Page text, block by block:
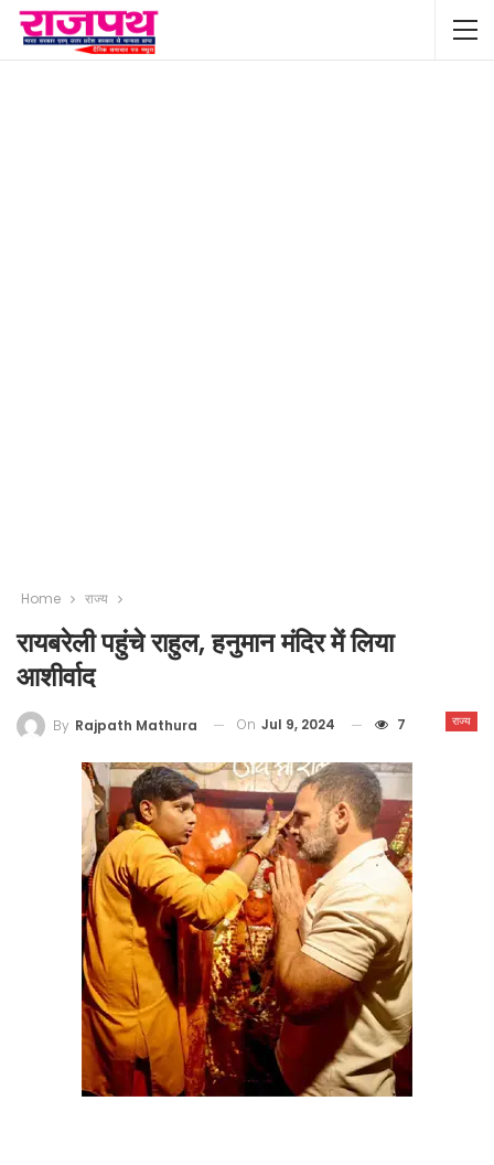
Home राज्य
रायबरेली पहुंचे राहुल, हनुमान मंदिर में लिया
आशीर्वाद
राज्य
By Rajpath Mathura On Jul 9, 2024 7